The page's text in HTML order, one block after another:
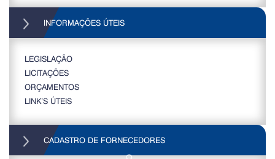
INFORMAÇÕES ÚTEIS
LEGISLAÇÃO
LICITAÇÕES
ORÇAMENTOS
LINK’S ÚTEIS
CADASTRO DE FORNECEDORES